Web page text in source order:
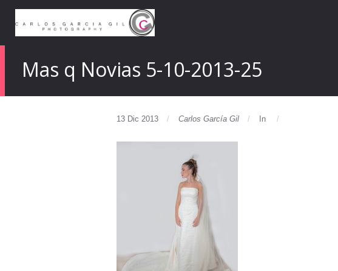
Mas q Novias 5-10-2013-25
13 Dic 2013 Carlos García Gil In